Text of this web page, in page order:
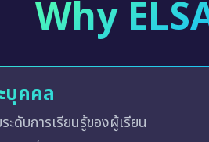
Why
บุคคล
ดับการเรียนรู้ของผู้เรียน